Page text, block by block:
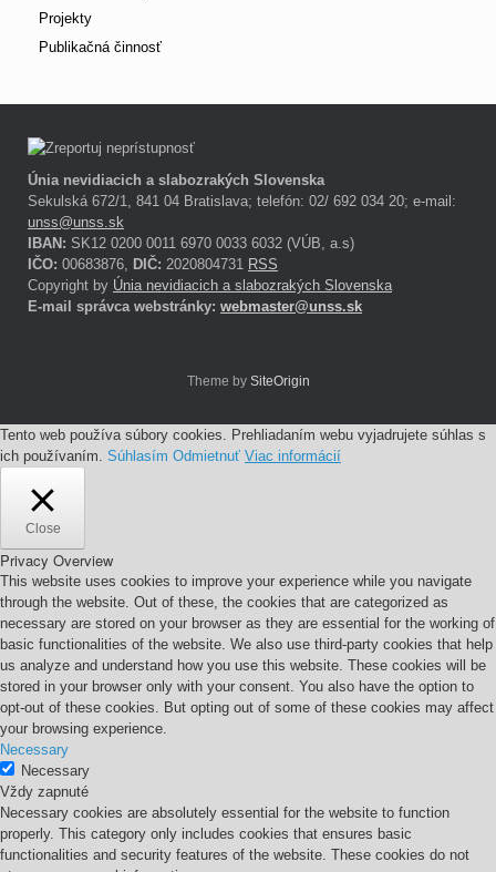
Projekty
Publikačná činnosť
Únia nevidiacich a slabozrakých Slovenska
Sekulská 672/1, 841 04 Bratislava; telefón: 02/ 692 034 20; e-mail:
unss@unss.sk
IBAN: SK12 0200 0011 6970 0033 6032 (VÚB, a.s)
IČO: 00683876, DIČ: 2020804731 RSS
Copyright by Únia nevidiacich a slabozrakých Slovenska
E-mail správca webstránky: webmaster@unss.sk
Theme by SiteOrigin
Tento web používa súbory cookies. Prehliadaním webu vyjadrujete súhlas s
ich používaním. Súhlasím Odmietnuť Viac informácií
Close
Privacy Overview
This website uses cookies to improve your experience while you navigate
through the website. Out of these, the cookies that are categorized as
necessary are stored on your browser as they are essential for the working of
basic functionalities of the website. We also use third-party cookies that help
us analyze and understand how you use this website. These cookies will be
stored in your browser only with your consent. You also have the option to
opt-out of these cookies. But opting out of some of these cookies may affect
your browsing experience.
Necessary
Necessary
Vždy zapnuté
Necessary cookies are absolutely essential for the website to function
properly. This category only includes cookies that ensures basic
functionalities and security features of the website. These cookies do not